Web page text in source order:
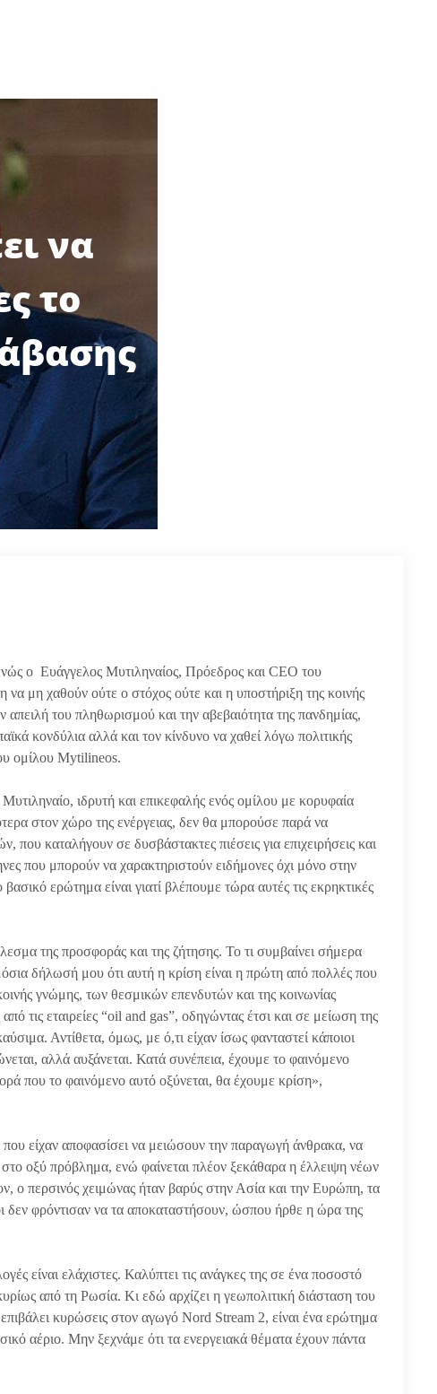
να
το
ο Ευάγγελος Μυτιληναίος, Πρόεδρος και CEO του
να μη χαθούν ούτε ο στόχος ούτε και η υποστήριξη της κοινής
του πληθωρισμού και την αβεβαιότητα της πανδημίας,
κονδύλια αλλά και τον κίνδυνο να χαθεί λόγω πολιτικής
ομίλου Mytilineos.
ιδρυτή και επικεφαλής ενός ομίλου με κορυφαία
στον χώρο της ενέργειας, δεν θα μπορούσε παρά να
που καταλήγουν σε δυσβάστακτες πιέσεις για επιχειρήσεις και
που μπορούν να χαρακτηριστούν ειδήμονες όχι μόνο στην
ερώτημα είναι γιατί βλέπουμε τώρα αυτές τις εκρηκτικές
της προσφοράς και της ζήτησης. Το τι συμβαίνει σήμερα
δήλωσή μου ότι αυτή η κρίση είναι η πρώτη από πολλές που
γνώμης, των θεσμικών επενδυτών και της κοινωνίας
τις εταιρείες “oil and gas”, οδηγώντας έτσι και σε μείωση της
Αντίθετα, όμως, με ό,τι είχαν ίσως φανταστεί κάποιοι
αλλά αυξάνεται. Κατά συνέπεια, έχουμε το φαινόμενο
που το φαινόμενο αυτό οξύνεται, θα έχουμε κρίση»,
είχαν αποφασίσει να μειώσουν την παραγωγή άνθρακα, να
οξύ πρόβλημα, ενώ φαίνεται πλέον ξεκάθαρα η έλλειψη νέων
ο περσινός χειμώνας ήταν βαρύς στην Ασία και την Ευρώπη, τα
δεν φρόντισαν να τα αποκαταστήσουν, ώσπου ήρθε η ώρα της
είναι ελάχιστες. Καλύπτει τις ανάγκες της σε ένα ποσοστό
από τη Ρωσία. Κι εδώ αρχίζει η γεωπολιτική διάσταση του
κυρώσεις στον αγωγό Nord Stream 2, είναι ένα ερώτημα
αέριο. Μην ξεχνάμε ότι τα ενεργειακά θέματα έχουν πάντα